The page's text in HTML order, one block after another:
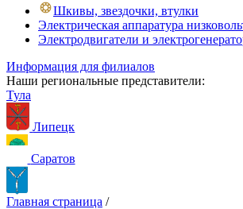
Шкивы, звездочки, втулки
Электрическая аппаратура
Электродвигатели и
Информация для филиалов
Наши региональные представители:
Тула
Липецк
Саратов
Главная страница /